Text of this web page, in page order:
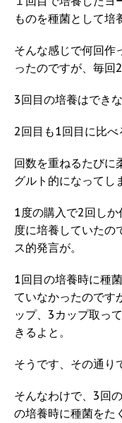
ものを種菌として培
そんな感じで何回作
ったのですが、毎回
3回目の培養はでき
2回目も1回目に比べ
回数を重ねるたびに
グルト的になってし
1度の購入で2回し
度に培養していたの
ス的発言が。
1回目の培養時に種
ていなかったのです
ップ、3カップ取っ
きるよと。
そうです、その通り
そんなわけで、3回
の培養時に種菌をた